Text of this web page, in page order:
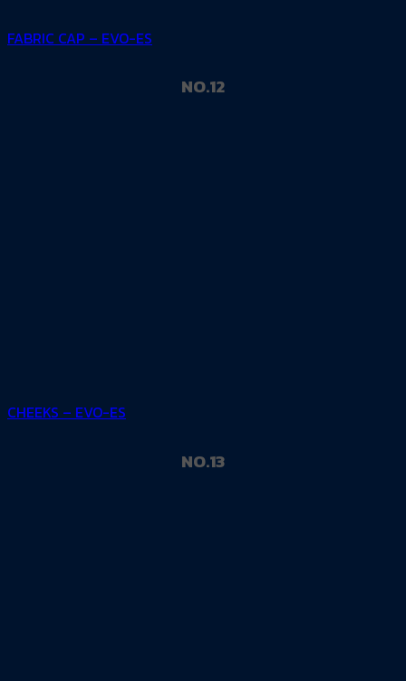
FABRIC CAP – EVO-ES
NO.12
CHEEKS – EVO-ES
NO.13